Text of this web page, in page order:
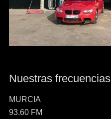
Nuestras frecuencias
MURCIA
93.60 FM